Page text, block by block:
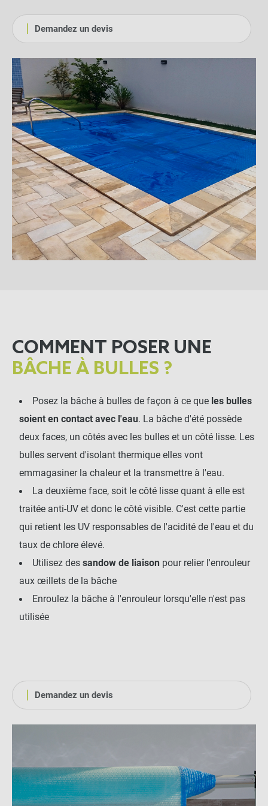
Demandez un devis
COMMENT POSER UNE
BÂCHE À BULLES ?
Posez la bâche à bulles de façon à ce que les bulles
soient en contact avec l'eau. La bâche d'été possède
deux faces, un côtés avec les bulles et un côté lisse. Les
bulles servent d'isolant thermique elles vont
emmagasiner la chaleur et la transmettre à l'eau.
La deuxième face, soit le côté lisse quant à elle est
traitée anti-UV et donc le côté visible. C'est cette partie
qui retient les UV responsables de l'acidité de l'eau et du
taux de chlore élevé.
Utilisez des sandow de liaison pour relier l'enrouleur
aux œillets de la bâche
Enroulez la bâche à l'enrouleur lorsqu'elle n'est pas
utilisée
Demandez un devis